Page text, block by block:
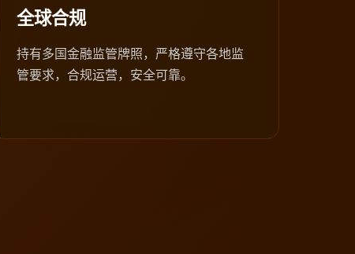
全球合规
持有多国金融监管牌照，严格遵守各地监
管要求，合规运营，安全可靠。